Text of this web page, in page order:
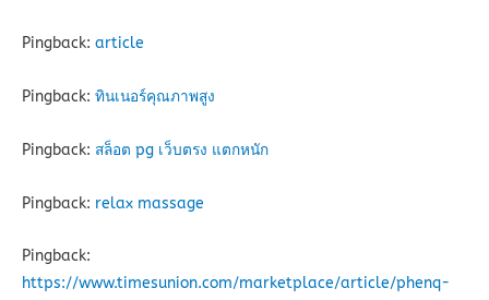
Pingback: article
Pingback: ทินเนอร์คุณภาพสูง
Pingback: สล็อต pg เว็บตรง แตกหนัก
Pingback: relax massage
Pingback:
https://www.timesunion.com/marketplace/article/phenq-